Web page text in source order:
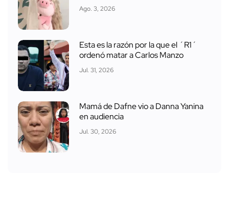
Ago. 3, 2026
Esta es la razón por la que el ´R1´
ordenó matar a Carlos Manzo
Jul. 31, 2026
Mamá de Dafne vio a Danna Yanina
en audiencia
Jul. 30, 2026